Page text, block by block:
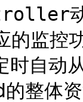
动态
的监
自动
体资